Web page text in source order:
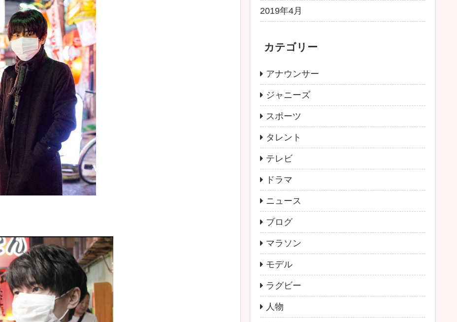
2019年4月
カテゴリー
アナウンサー
ジャニーズ
スポーツ
タレント
テレビ
ドラマ
ニュース
ブログ
マラソン
モデル
ラグビー
人物